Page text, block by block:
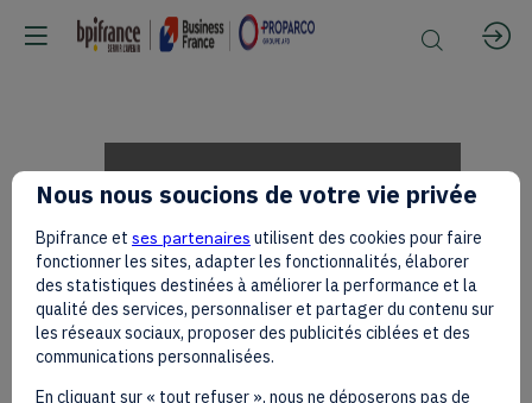
Tony
Elumelu,
UBA
Nous nous soucions de votre vie privée
Bpifrance et ses partenaires utilisent des cookies pour faire
fonctionner les sites, adapter les fonctionnalités, élaborer
des statistiques destinées à améliorer la performance et la
qualité des services, personnaliser et partager du contenu sur
les réseaux sociaux, proposer des publicités ciblées et des
communications personnalisées.
En cliquant sur « tout refuser », nous ne déposerons pas de